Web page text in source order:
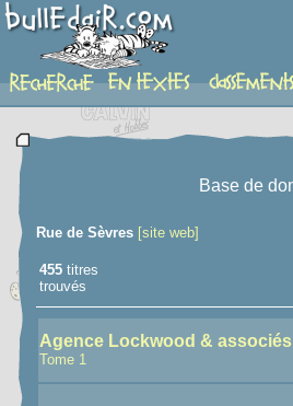
recherche
Base de
Rue de Sèvres [site web]
455 titres
trouvés
Agence Lockwood & associés
Tome 1